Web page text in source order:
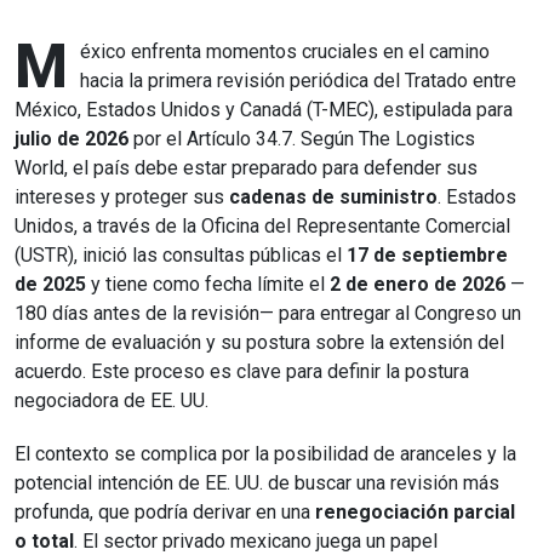
M
éxico enfrenta momentos cruciales en el camino
hacia la primera revisión periódica del Tratado entre
México, Estados Unidos y Canadá (T-MEC), estipulada para
julio de 2026 por el Artículo 34.7. Según The Logistics
World, el país debe estar preparado para defender sus
intereses y proteger sus cadenas de suministro. Estados
Unidos, a través de la Oficina del Representante Comercial
(USTR), inició las consultas públicas el 17 de septiembre
de 2025 y tiene como fecha límite el 2 de enero de 2026 —
180 días antes de la revisión— para entregar al Congreso un
informe de evaluación y su postura sobre la extensión del
acuerdo. Este proceso es clave para definir la postura
negociadora de EE. UU.
El contexto se complica por la posibilidad de aranceles y la
potencial intención de EE. UU. de buscar una revisión más
profunda, que podría derivar en una renegociación parcial
o total . El sector privado mexicano juega un papel